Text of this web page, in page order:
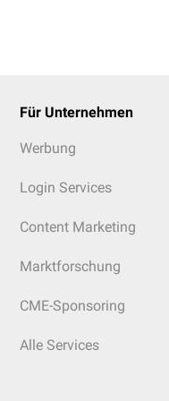
Für Unternehmen
Werbung
Login Services
Content Marketing
Marktforschung
CME-Sponsoring
Alle Services